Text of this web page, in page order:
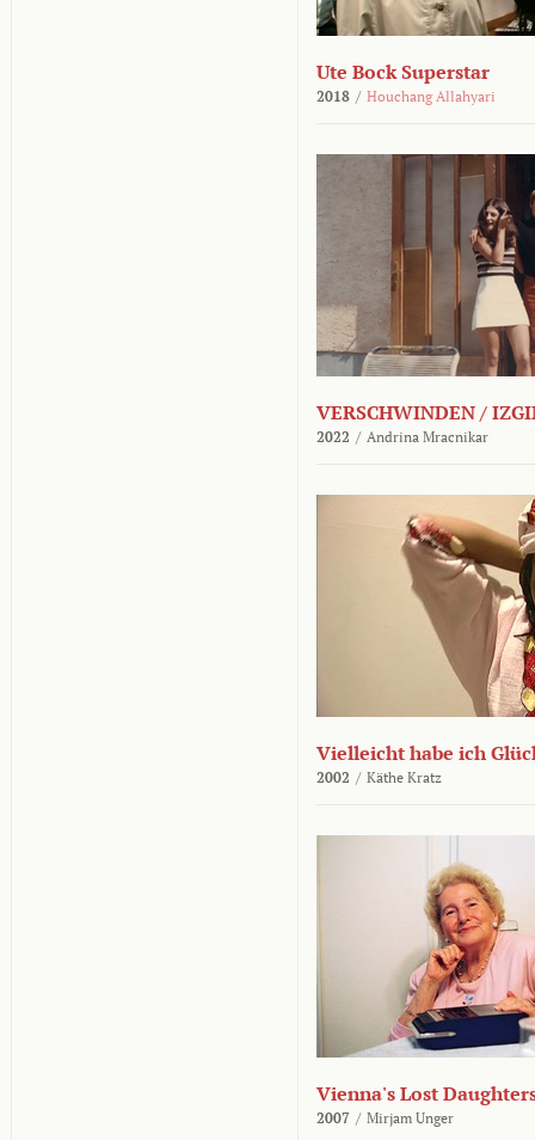
Ute Bock Superstar
2018 / Houchang Allahyari
VERSCHWINDEN /
2022 / Andrina Mracnikar
Vielleicht habe ich
2002 / Käthe Kratz
Vienna's Lost
2007 / Mirjam Unger